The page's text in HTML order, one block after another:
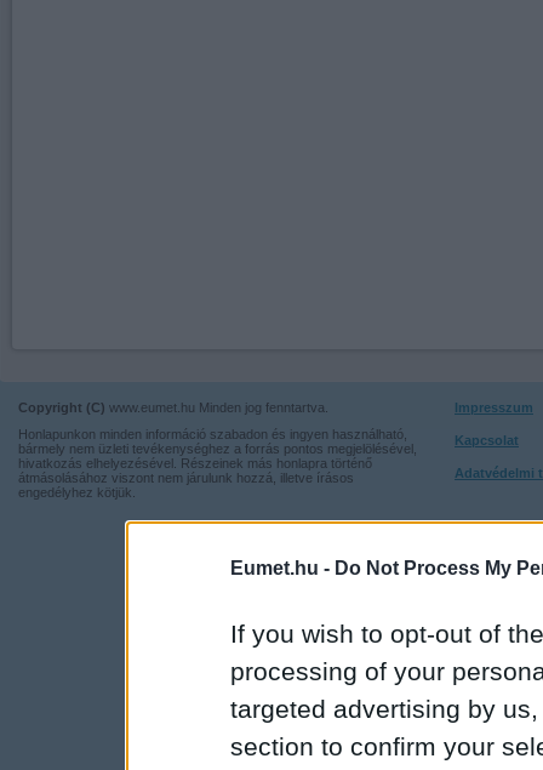
Eumet.hu - Do Not Process My
If you wish to opt-out of
processing of your
targeted advertising by
section to confirm your
Copyright (C) www.eumet.hu Minden jog fenntartva.
Honlapunkon minden információ szabadon és ingyen használható,
bármely nem üzleti tevékenységhez a forrás pontos megjelölésével,
hivatkozás elhelyezésével. Részeinek más honlapra történő
átmásolásához viszont nem járulunk hozzá, illetve írásos
engedélyhez kötjük.
Impresszum
Kapcsolat
Adatvédelmi